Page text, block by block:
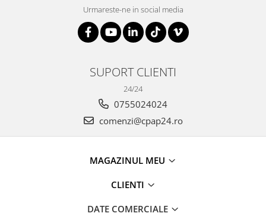
Urmareste-ne in social media
SUPORT CLIENTI
24/24
0755024024
comenzi@cpap24.ro
MAGAZINUL MEU
CLIENTI
DATE COMERCIALE